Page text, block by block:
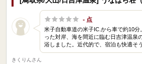
- 点
米子自動車道の米子IC.から車で約10
った対岸、海を間近に臨む日吉津温泉
浴しました。近代的で、宿泊も快適そ
きくりんさん